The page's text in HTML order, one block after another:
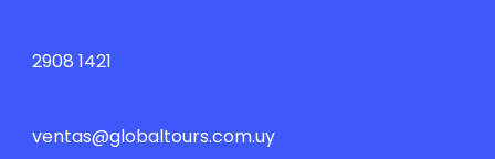
2908 1421
ventas@globaltours.com.uy